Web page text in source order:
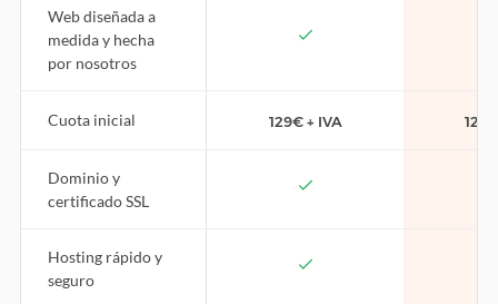
Web diseñada a
medida y hecha
por nosotros
Cuota inicial 129€ + IVA
Dominio y
certificado SSL
Hosting rápido y
seguro